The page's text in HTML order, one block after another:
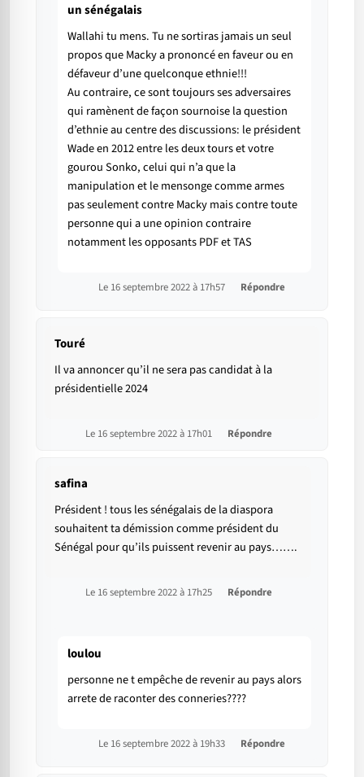
un sénégalais
Wallahi tu mens. Tu ne sortiras jamais un seul
propos que Macky a prononcé en faveur ou en
défaveur d’une quelconque ethnie!!!
Au contraire, ce sont toujours ses adversaires
qui ramènent de façon sournoise la question
d’ethnie au centre des discussions: le président
Wade en 2012 entre les deux tours et votre
gourou Sonko, celui qui n’a que la
manipulation et le mensonge comme armes
pas seulement contre Macky mais contre toute
personne qui a une opinion contraire
notamment les opposants PDF et TAS
Le 16 septembre 2022 à 17h57 Répondre
Touré
Il va annoncer qu’il ne sera pas candidat à la
présidentielle 2024
Le 16 septembre 2022 à 17h01 Répondre
safina
Président ! tous les sénégalais de la diaspora
souhaitent ta démission comme président du
Sénégal pour qu’ils puissent revenir au pays…….
Le 16 septembre 2022 à 17h25 Répondre
loulou
personne ne t empêche de revenir au pays alors
arrete de raconter des conneries????
Le 16 septembre 2022 à 19h33 Répondre